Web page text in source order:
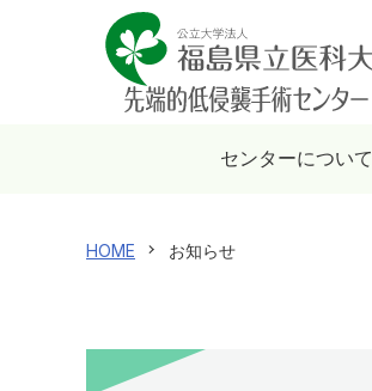
センターについて
HOME お知らせ